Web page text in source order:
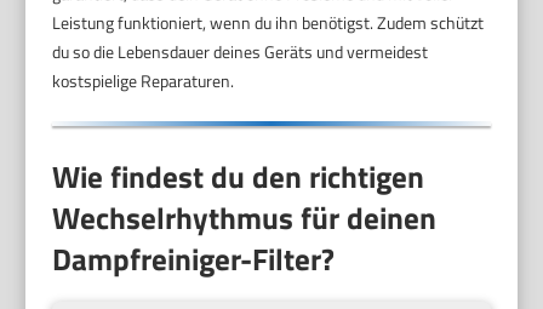
Leistung funktioniert, wenn du ihn benötigst. Zudem schützt
du so die Lebensdauer deines Geräts und vermeidest
kostspielige Reparaturen.
Wie findest du den richtigen
Wechselrhythmus für deinen
Dampfreiniger-Filter?